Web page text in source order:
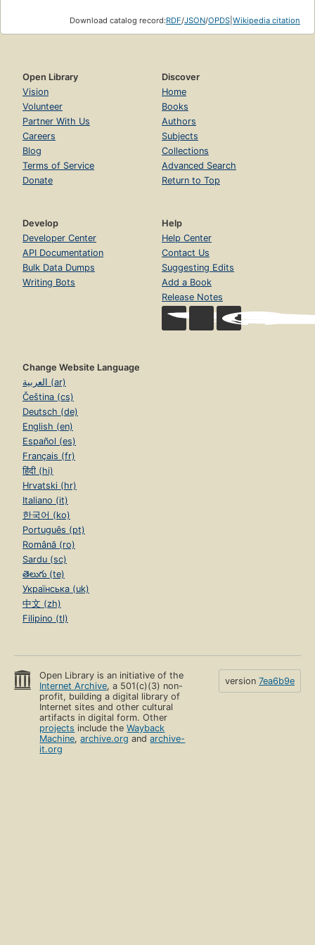
Download catalog record:RDF/JSON/OPDS Wikipedia citation
Open Library
Vision
Volunteer
Partner With Us
Careers
Blog
Terms of Service
Donate
Discover
Home
Books
Authors
Subjects
Collections
Advanced Search
Return to Top
Develop
Developer Center
API Documentation
Bulk Data Dumps
Writing Bots
Help
Help Center
Contact Us
Suggesting Edits
Add a Book
Release Notes
Change Website Language
العربية (ar)
Čeština (cs)
Deutsch (de)
English (en)
Español (es)
Français (fr)
हिंदी (hi)
Hrvatski (hr)
Italiano (it)
한국어 (ko)
Português (pt)
Română (ro)
Sardu (sc)
తెలుగు (te)
Українська (uk)
中文 (zh)
Filipino (tl)
Open Library is an initiative of the
Internet Archive, a 501(c)(3) non-
profit, building a digital library of
Internet sites and other cultural
artifacts in digital form. Other
projects include theWayback
Machine,archive.org andarchive-
it.org
version 7ea6b9e